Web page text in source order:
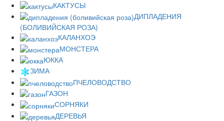
КАКТУСЫ
ДИПЛАДЕНИЯ
(БОЛИВИЙСКАЯ РОЗА)
КАЛАНХОЭ
МОНСТЕРА
ЮККА
ЗИМА
ПЧЕЛОВОДСТВО
ГАЗОН
СОРНЯКИ
ДЕРЕВЬЯ